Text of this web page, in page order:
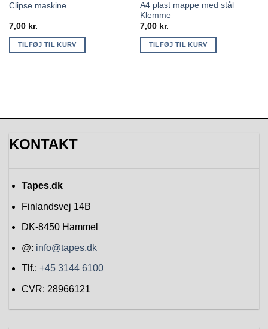
Clipse maskine
7,00 kr.
TILFØJ TIL KURV
A4 plast mappe med stål
Klemme
7,00 kr.
TILFØJ TIL KURV
KONTAKT
Tapes.dk
Finlandsvej 14B
DK-8450 Hammel
@: info@tapes.dk
Tlf.: +45 3144 6100
CVR: 28966121